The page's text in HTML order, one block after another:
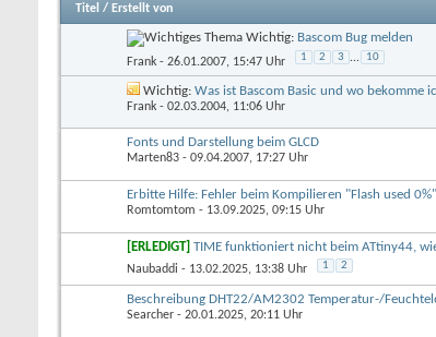
Titel / Erstellt von
Wichtig: Bascom Bug melden
Frank - 26.01.2007, 15:47 Uhr 1 2 3 ... 10
Wichtig: Was ist Bascom Basic und wo bekomme
Frank - 02.03.2004, 11:06 Uhr
Fonts und Darstellung beim GLCD
Marten83 - 09.04.2007, 17:27 Uhr
Erbitte Hilfe: Fehler beim Kompilieren "Flash used
Romtomtom - 13.09.2025, 09:15 Uhr
[ERLEDIGT] TIME funktioniert nicht beim ATtiny44,
Naubaddi - 13.02.2025, 13:38 Uhr 1 2
Beschreibung DHT22/AM2302 Temperatur-/
Searcher - 20.01.2025, 20:11 Uhr